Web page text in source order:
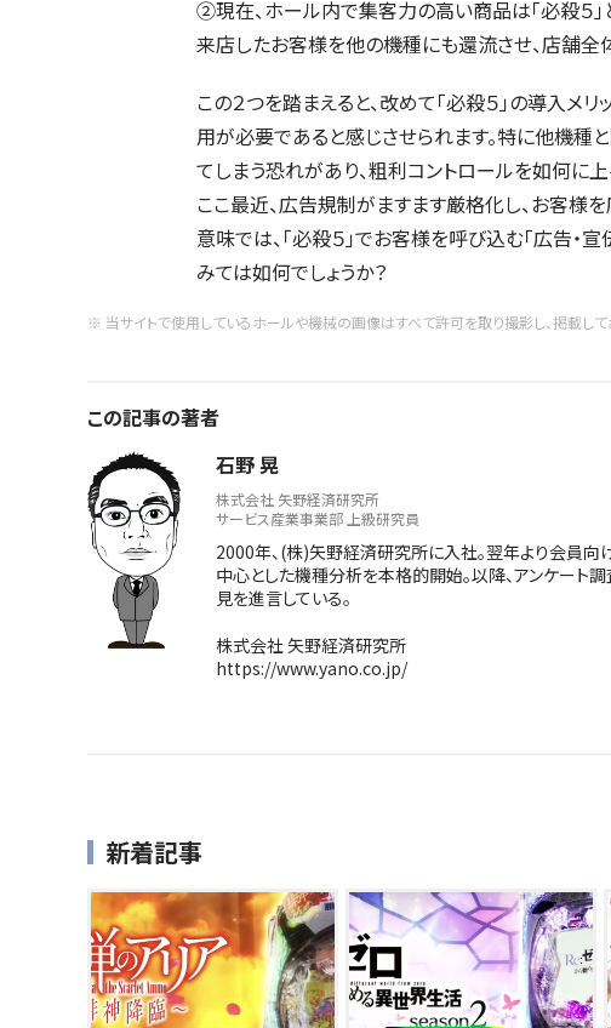
②現在、ホール内で集客力の高い商品は「必殺５」
来店したお客様を他の機種にも還流させ、店舗全
この２つを踏まえると、改めて「必殺５」の導入
用が必要であると感じさせられます。特に他機種
てしまう恐れがあり、粗利コントロールを如何に
ここ最近、広告規制がますます厳格化し、お客様
意味では、「必殺５」でお客様を呼び込む「広告・
みては如何でしょうか？
※ 当サイトで使用しているホールや機械の画像はすべて許可を取り撮影し、掲載して
この記事の著者
石野 晃
株式会社 矢野経済研究所
サービス産業事業部 上級研究員
2000年、(株)矢野経済研究所に入社。翌年より会員向
中心とした機種分析を本格的開始。以降、アンケー
見を進言している。
株式会社 矢野経済研究所
https://www.yano.co.jp/
新着記事